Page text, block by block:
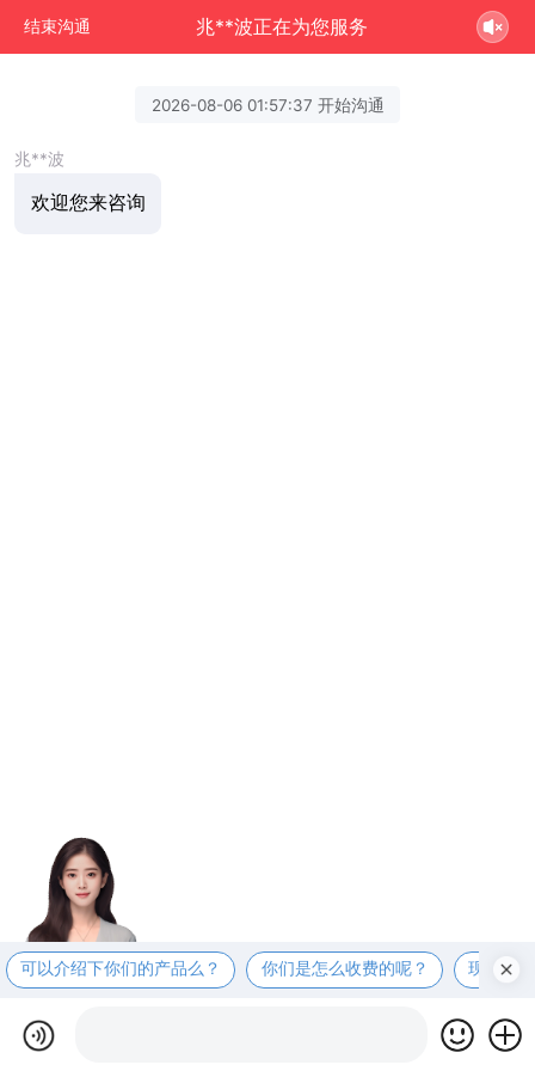
结束沟通 兆**波正在为您服务
2026-08-06 01:57:37 开始沟通
兆**波
欢迎您来咨询
可以介绍下你们的产品么？ 你们是怎么收费的呢？ 现在有